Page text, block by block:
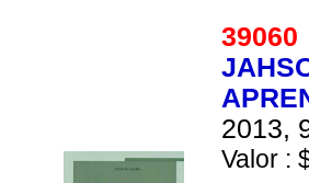
2013,
Valor :